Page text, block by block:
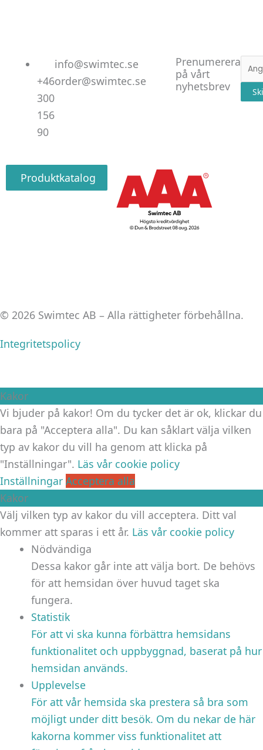
+46
300
156
90
info@swimtec.se
order@swimtec.se
Prenumerera
på vårt
nyhetsbrev
E-
post
Produktkatalog
© 2026 Swimtec AB – Alla rättigheter förbehållna.
Integritetspolicy
Kakor
Vi bjuder på kakor! Om du tycker det är ok, klickar du
bara på "Acceptera alla". Du kan såklart välja vilken
typ av kakor du vill ha genom att klicka på
"Inställningar". Läs vår cookie policy
Inställningar Acceptera alla
Kakor
Välj vilken typ av kakor du vill acceptera. Ditt val
kommer att sparas i ett år. Läs vår cookie policy
Nödvändiga
Dessa kakor går inte att välja bort. De behövs
för att hemsidan över huvud taget ska
fungera.
Statistik
För att vi ska kunna förbättra hemsidans
funktionalitet och uppbyggnad, baserat på hur
hemsidan används.
Upplevelse
För att vår hemsida ska prestera så bra som
möjligt under ditt besök. Om du nekar de här
kakorna kommer viss funktionalitet att